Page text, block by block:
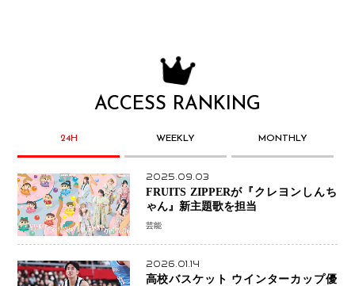
ACCESS RANKING
24H WEEKLY MONTHLY
2025.09.03
FRUITS ZIPPERが『クレヨンしんち
ゃん』新主題歌を担当
芸能
2026.01.14
高校バスケット ウインターカップ優